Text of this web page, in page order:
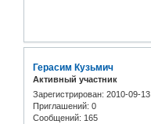
Герасим Кузьмич
Активный участник
Зарегистрирован: 2010-09-13
Приглашений: 0
Сообщений: 165